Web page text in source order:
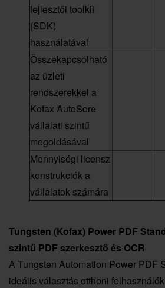
fejlesztői toolkit
(SDK)
használatával
Összekapcsolható
az üzleti
rendszerekkel a
Kofax AutoSore
vállalati szintű
megoldásával
Mennyiségi licensz
konstrukciók a
vállalatok számára
Tungsten (Kofax) Power PDF
szintű PDF szerkesztő és OCR
A Tungsten Automation Power PDF
ideális választás otthoni